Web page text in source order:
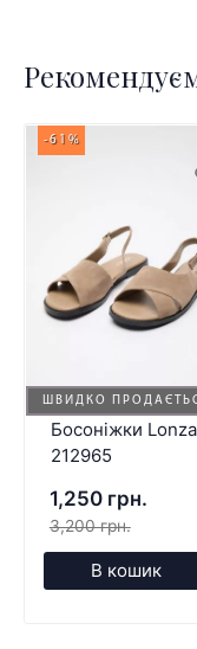
ШВИДКО
-61%
Босоніжки Lonza
212965
1,250 грн.
3,200 грн.
В кошик